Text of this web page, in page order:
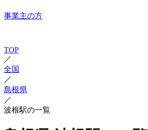
事業主の方
TOP
／
全国
／
島根県
／
波根駅の一覧